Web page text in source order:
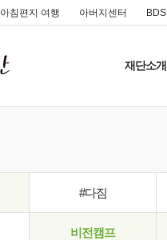
아침편지 여행 아버지센터 BDS
재단소개
#다짐
비전캠프